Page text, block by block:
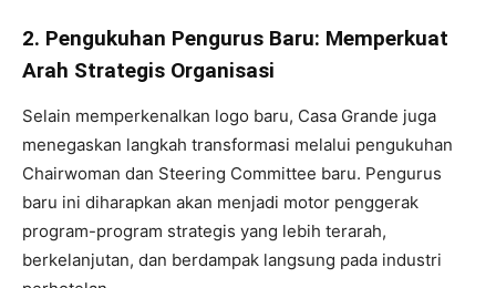
2. Pengukuhan Pengurus Baru: Memperkuat
Arah Strategis Organisasi
Selain memperkenalkan logo baru, Casa Grande juga
menegaskan langkah transformasi melalui pengukuhan
Chairwoman dan Steering Committee baru. Pengurus
baru ini diharapkan akan menjadi motor penggerak
program-program strategis yang lebih terarah,
berkelanjutan, dan berdampak langsung pada industri